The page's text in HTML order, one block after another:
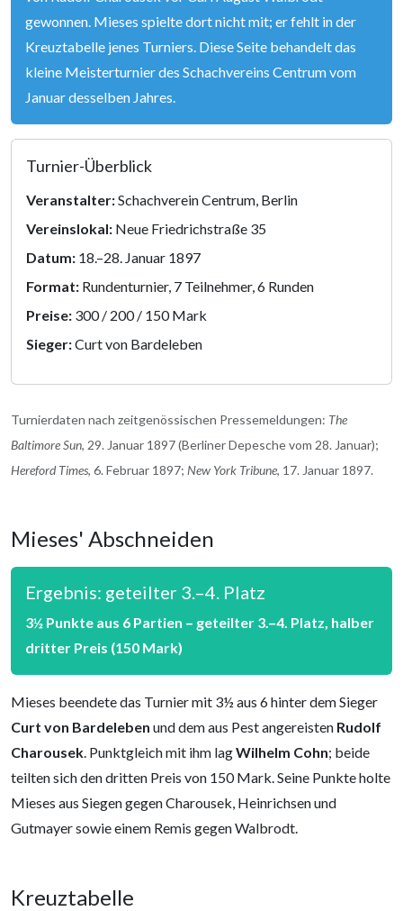
gewonnen. Mieses spielte dort nicht mit; er fehlt in der
Kreuztabelle jenes Turniers. Diese Seite behandelt das
kleine Meisterturnier des Schachvereins Centrum vom
Januar desselben Jahres.
Turnier-Überblick
Veranstalter:Schachverein Centrum, Berlin
Vereinslokal: Neue Friedrichstraße 35
Datum: 18.–28. Januar 1897
Format: Rundenturnier, 7 Teilnehmer, 6 Runden
Preise: 300 / 200 / 150 Mark
Sieger:Curt von Bardeleben
Turnierdaten nach zeitgenössischen Pressemeldungen: The
Baltimore Sun, 29. Januar 1897 (Berliner Depesche vom 28. Januar);
Hereford Times, 6. Februar 1897; New York Tribune, 17. Januar 1897.
Mieses' Abschneiden
Ergebnis: geteilter 3.–4. Platz
3½ Punkte aus 6 Partien – geteilter 3.–4. Platz, halber
dritter Preis (150 Mark)
Mieses beendete das Turnier mit 3½ aus 6 hinter dem Sieger
Curt von Bardeleben und dem aus Pest angereisten Rudolf
Charousek. Punktgleich mit ihm lagWilhelm Cohn; beide
teilten sich den dritten Preis von 150 Mark. Seine Punkte holte
Mieses aus Siegen gegen Charousek, Heinrichsen und
Gutmayer sowie einem Remis gegen Walbrodt.
Kreuztabelle